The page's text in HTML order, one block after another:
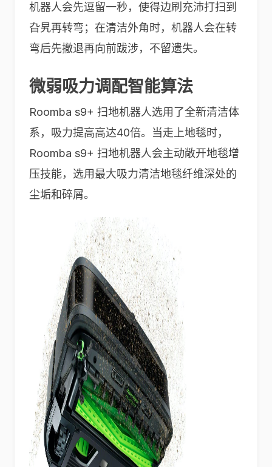
机器人会先逗留一秒，使得边刷充沛打扫到
旮旯再转弯；在清洁外角时，机器人会在转
弯后先撤退再向前跋涉，不留遗失。
微弱吸力调配智能算法
Roomba s9+ 扫地机器人选用了全新清洁体
系，吸力提高高达40倍。当走上地毯时，
Roomba s9+ 扫地机器人会主动敞开地毯增
压技能，选用最大吸力清洁地毯纤维深处的
尘垢和碎屑。